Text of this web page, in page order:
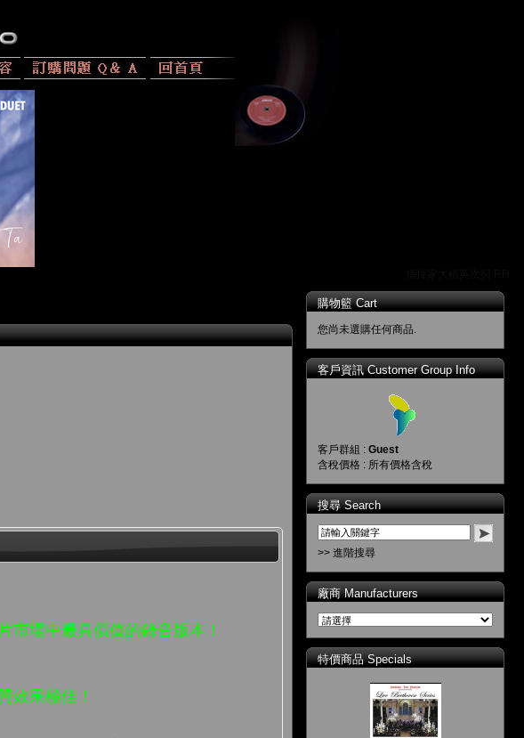
場中最具價值的錄音版本！
效果極佳！
購物籃 Cart
您尚未選購任何商品.
客戶資訊 Customer Group Info
客戶群組 : Guest
含稅價格 : 所有價格含稅
搜尋 Search
>> 進階搜尋
廠商 Manufacturers
特價商品 Specials